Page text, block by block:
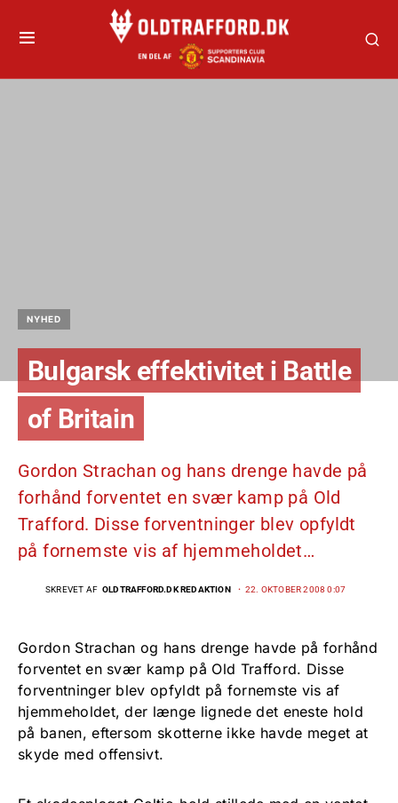
NYHED
Bulgarsk effektivitet i Battle
of Britain
Gordon Strachan og hans drenge havde på
forhånd forventet en svær kamp på Old
Trafford. Disse forventninger blev opfyldt
på fornemste vis af hjemmeholdet…
SKREVET AF OLDTRAFFORD.DK REDAKTION 22. OKTOBER 2008 0:07
Gordon Strachan og hans drenge havde på forhånd
forventet en svær kamp på Old Trafford. Disse
forventninger blev opfyldt på fornemste vis af
hjemmeholdet, der længe lignede det eneste hold
på banen, eftersom skotterne ikke havde meget at
skyde med offensivt.